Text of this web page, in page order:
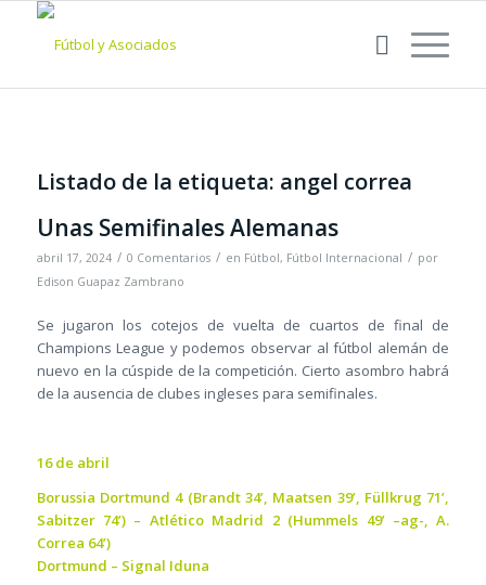
Listado de la etiqueta: angel correa
Unas Semifinales Alemanas
abril 17, 2024 / 0 Comentarios / en Fútbol, Fútbol Internacional / por
Edison Guapaz Zambrano
Se jugaron los cotejos de vuelta de cuartos de final de
Champions League y podemos observar al fútbol alemán de
nuevo en la cúspide de la competición. Cierto asombro habrá
de la ausencia de clubes ingleses para semifinales.
16 de abril
Borussia Dortmund 4 (Brandt 34’, Maatsen 39’, Füllkrug 71’,
Sabitzer 74’) – Atlético Madrid 2 (Hummels 49’ –ag-, A.
Correa 64’)
Dortmund – Signal Iduna